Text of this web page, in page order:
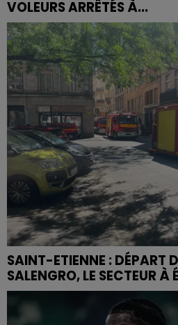
VOLEURS ARRÊTÉS À...
SAINT-ETIENNE : DÉPART
SALENGRO, LE SECTEUR À